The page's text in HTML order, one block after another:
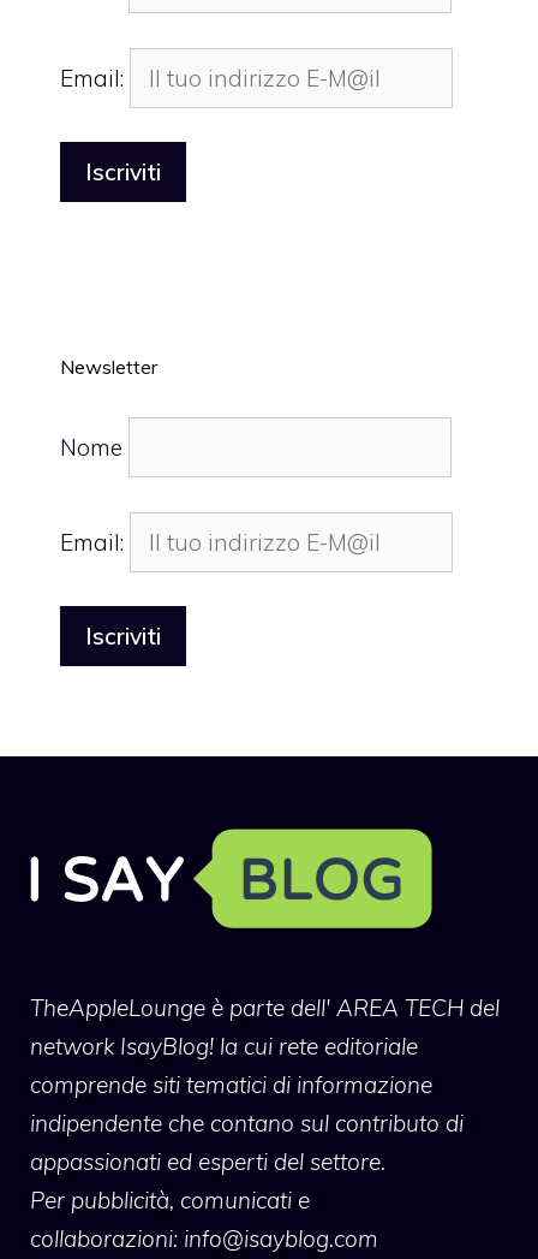
Email:
Newsletter
Nome
Email:
TheAppleLounge è parte dell' AREA TECH del
network IsayBlog! la cui rete editoriale
comprende siti tematici di informazione
indipendente che contano sul contributo di
appassionati ed esperti del settore.
Per pubblicità, comunicati e
collaborazioni: info@isayblog.com